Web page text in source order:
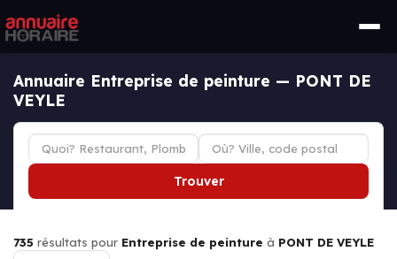
Annuaire Entreprise de peinture — PONT DE
VEYLE
Trouver
735 résultats pour Entreprise de peinture à PONT DE VEYLE